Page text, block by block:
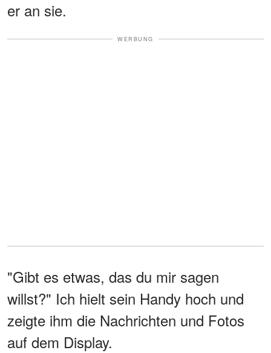
er an sie.
WERBUNG
"Gibt es etwas, das du mir sagen
willst?" Ich hielt sein Handy hoch und
zeigte ihm die Nachrichten und Fotos
auf dem Display.